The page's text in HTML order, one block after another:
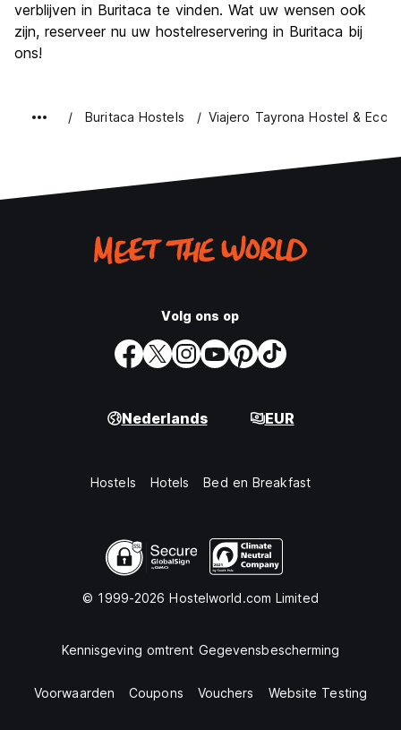
verblijven in Buritaca te vinden. Wat uw wensen ook
zijn, reserveer nu uw hostelreservering in Buritaca bij
ons!
Buritaca Hostels Viajero Tayrona Hostel &
Volg ons op
Nederlands EUR
Hostels Hotels Bed en Breakfast
© 1999-2026 Hostelworld.com Limited
Kennisgeving omtrent Gegevensbescherming
Voorwaarden Coupons Vouchers Website Testing